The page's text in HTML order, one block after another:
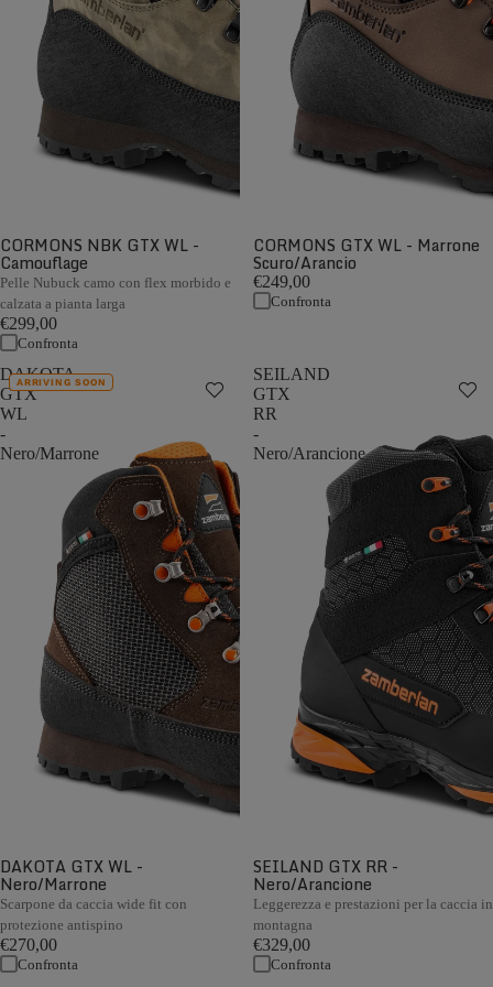
CORMONS NBK GTX WL -
Camouflage
Pelle Nubuck camo con flex morbido e
calzata a pianta larga
€299,00
Confronta
CORMONS GTX WL - Marrone
Scuro/Arancio
€249,00
Confronta
DAKOTA
GTX
WL
-
Nero/Marrone
ARRIVING SOON
DAKOTA GTX WL -
Nero/Marrone
Scarpone da caccia wide fit con
protezione antispino
€270,00
Confronta
SEILAND
GTX
RR
-
Nero/Arancione
SEILAND GTX RR -
Nero/Arancione
Leggerezza e prestazioni per la caccia in
montagna
€329,00
Confronta